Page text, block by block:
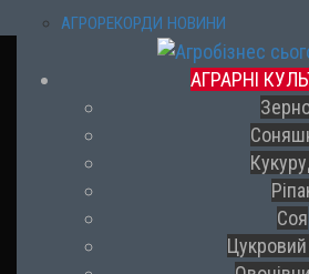
АГРОРЕКОРДИ НОВИНИ
АГРАРНІ
Соя